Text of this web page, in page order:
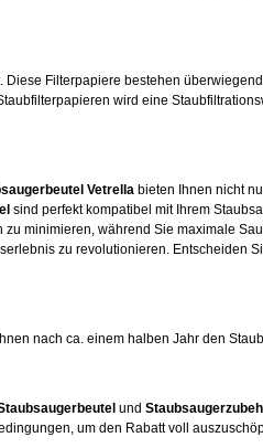
Filterpapiere bestehen
wird eine
Vetrella bieten Ihnen nicht
sind perfekt kompatibel mit Ihrem
minimieren, während Sie maximale
zu revolutionieren. Entscheiden
nach ca. einem halben Jahr den
und
um den Rabatt voll